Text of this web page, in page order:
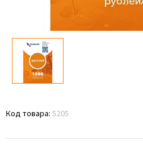
Код товара: 5205